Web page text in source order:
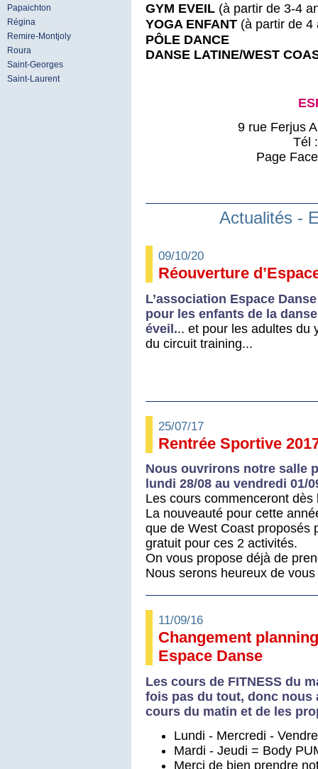
Papaichton
Régina
Remire-Montjoly
Roura
Saint-Georges
Saint-Laurent
GYM EVEIL (à partir de 3-4
YOGA ENFANT (à partir de 4
PÔLE DANCE
DANSE LATINE/WEST
E
9 rue Ferjus
Tél
Page
Actualités -
09/10/20
Réouverture
L’association Espace
pour les enfants de la
éveil... et pour les adultes du
du circuit training...
25/07/17
Rentrée Sportive
Nous ouvrirons notre salle
lundi 28/08 au vendredi 01/
Les cours commenceront dès
La nouveauté pour cette
que de West Coast proposés
gratuit pour ces 2 activités.
On vous propose déjà de
Nous serons heureux de
11/09/16
Changement
Espace Danse
Les cours de FITNESS du
fois pas du tout, donc nous
cours du matin et de les
Lundi - Mercredi -
Mardi - Jeudi = Body
Merci de bien prendre